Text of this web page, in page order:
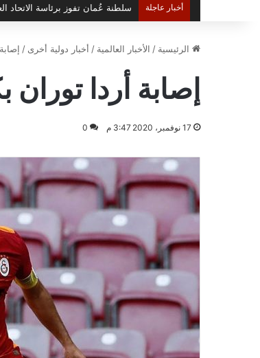
عن
أخبار عاجلة سلطنة عُمان تفوز برئاسة الاتحاد
الرئيسية / الأخبار العالمية / أخبار دولية أخرى /
إصابة أردا توران
17 نوفمبر، 2020 3:47 م 0